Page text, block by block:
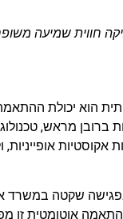
חווית שמיעה
הוא יכולת
אקוסטיות
שקטה במשרד
אוטומטית זו